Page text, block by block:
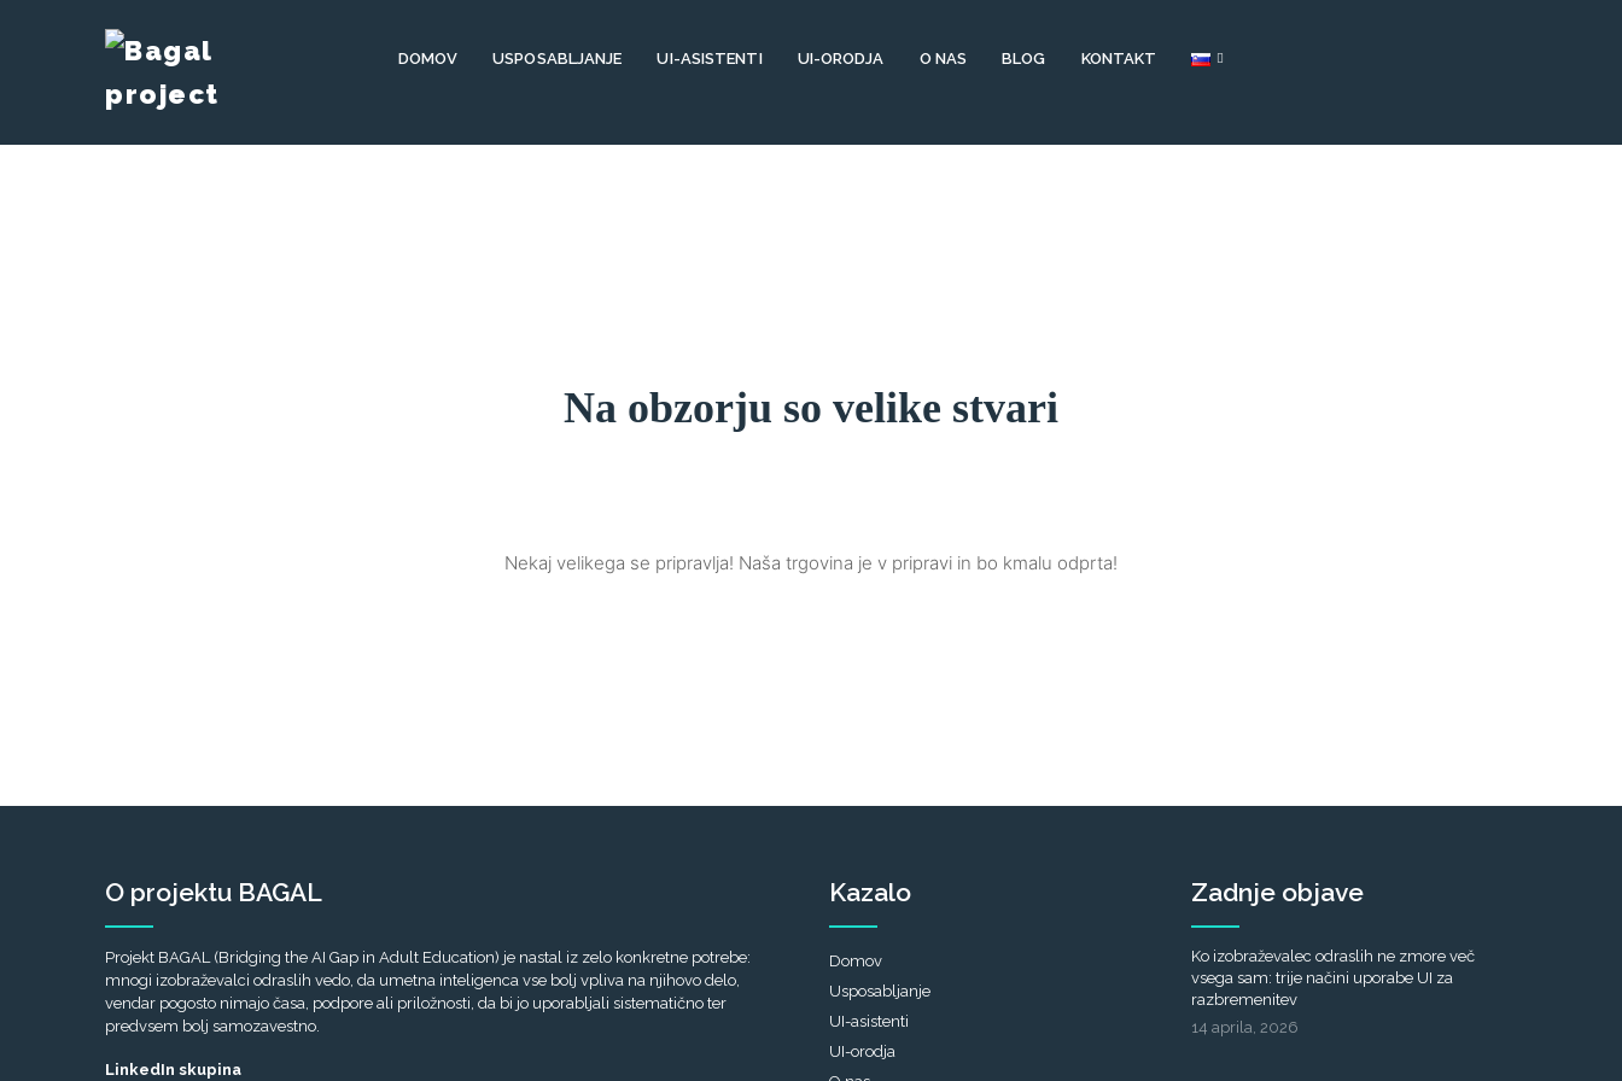
DOMOV USPOSABLJANJE UI-ASISTENTI UI-ORODJA O NAS BLOG KONTAKT
Na obzorju so velike stvari
Nekaj ​​velikega se pripravlja! Naša trgovina je v pripravi in ​​bo kmalu odprta!
O projektu BAGAL
Projekt BAGAL (Bridging the AI Gap in Adult Education) je nastal iz zelo konkretne potrebe:
mnogi izobraževalci odraslih vedo, da umetna inteligenca vse bolj vpliva na njihovo delo,
vendar pogosto nimajo časa, podpore ali priložnosti, da bi jo uporabljali sistematično ter
predvsem bolj samozavestno.
LinkedIn skupina
Kazalo
Domov
Usposabljanje
UI-asistenti
UI-orodja
Zadnje objave
Ko izobraževalec odraslih ne zmore več
vsega sam: trije načini uporabe UI za
razbremenitev
14 aprila, 2026